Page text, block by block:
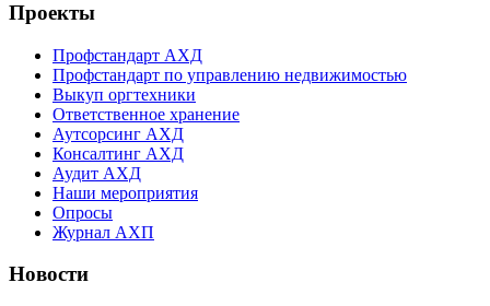
Проекты
Профстандарт АХД
Профстандарт по управлению недвижимостью
Выкуп оргтехники
Ответственное хранение
Аутсорсинг АХД
Консалтинг АХД
Аудит АХД
Наши мероприятия
Опросы
Журнал АХП
Новости